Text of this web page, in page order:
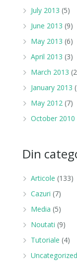
July 2013 (5)
June 2013 (9)
May 2013 (6)
April 2013 (3)
March 2013
January 2013
May 2012(7)
October 2010
Din
Articole (133)
Cazuri (7)
Media (5)
Noutati (9)
Tutoriale (4)
Uncategorized